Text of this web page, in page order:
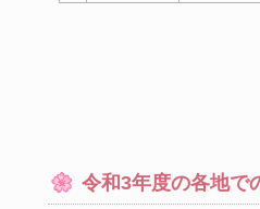
令和3年度の各地で